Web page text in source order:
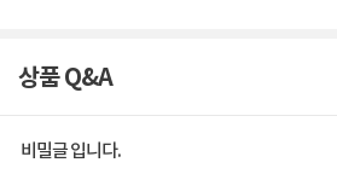
상품 Q&A
비밀글 입니다.